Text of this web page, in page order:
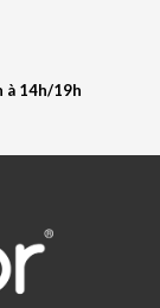
à 14h/19h